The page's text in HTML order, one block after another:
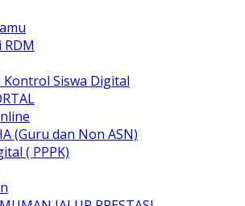
Kontrol Siswa Digital
(Guru dan Non ASN)
( PPPK)